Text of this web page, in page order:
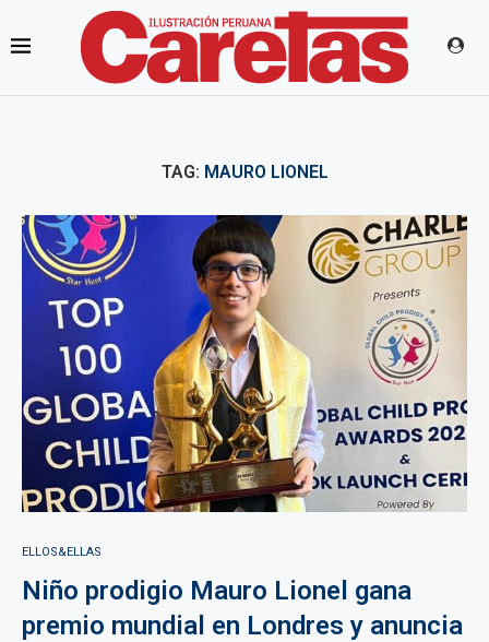
TAG: MAURO LIONEL
ELLOS&ELLAS
Niño prodigio Mauro Lionel gana
premio mundial en Londres y anuncia